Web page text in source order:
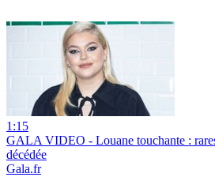
1:15
GALA VIDEO - Louane touchante :
décédée
Gala.fr